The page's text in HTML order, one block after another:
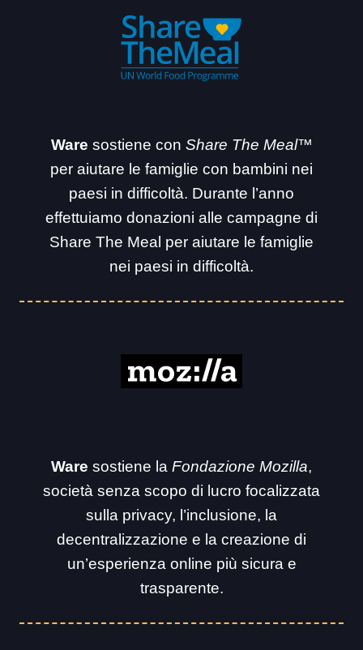
Ware sostiene con Share The Meal™
per aiutare le famiglie con bambini nei
paesi in difficoltà. Durante l’anno
effettuiamo donazioni alle campagne di
Share The Meal per aiutare le famiglie
nei paesi in difficoltà.
Ware sostiene la Fondazione Mozilla,
società senza scopo di lucro focalizzata
sulla privacy, l’inclusione, la
decentralizzazione e la creazione di
un’esperienza online più sicura e
trasparente.